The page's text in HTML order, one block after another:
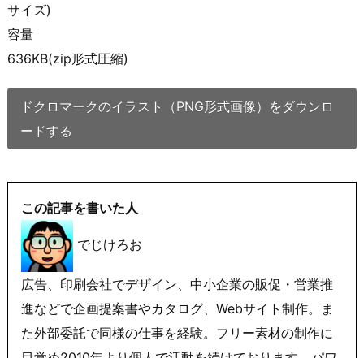
サイズ)
容量
636KB(zip形式圧縮)
ドクロマークのイラスト（PNG形式画像）をダウンロ
ードする
この記事を書いた人
でじけろお
広告、印刷会社でデザイン、中小企業の販促・営業推
進などで企画提案書やカタログ、Webサイト制作。ま
た外部委託で同様の仕事を経験。フリー素材の制作に